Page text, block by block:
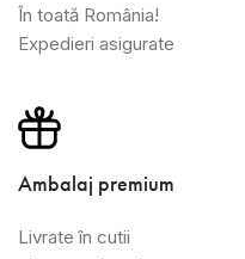
În toată România!
Expedieri asigurate
Ambalaj premium
Livrate în cutii